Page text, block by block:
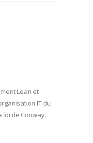
Lean et
IT du
loi de Conway.